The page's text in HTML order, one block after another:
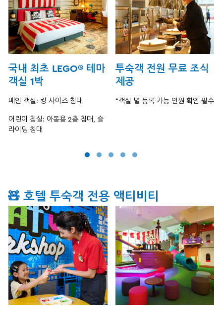
국내 최초 LEGO® 테마
객실 1박
메인 객실: 킹 사이즈 침대
어린이 침실: 아동용 2층 침대, 슬
라이딩 침대
투숙객 전원 무료 조식
제공
*객실 별 등록 가능 인원 확인 필수
🧸 호텔 투숙객 전용 액티비티